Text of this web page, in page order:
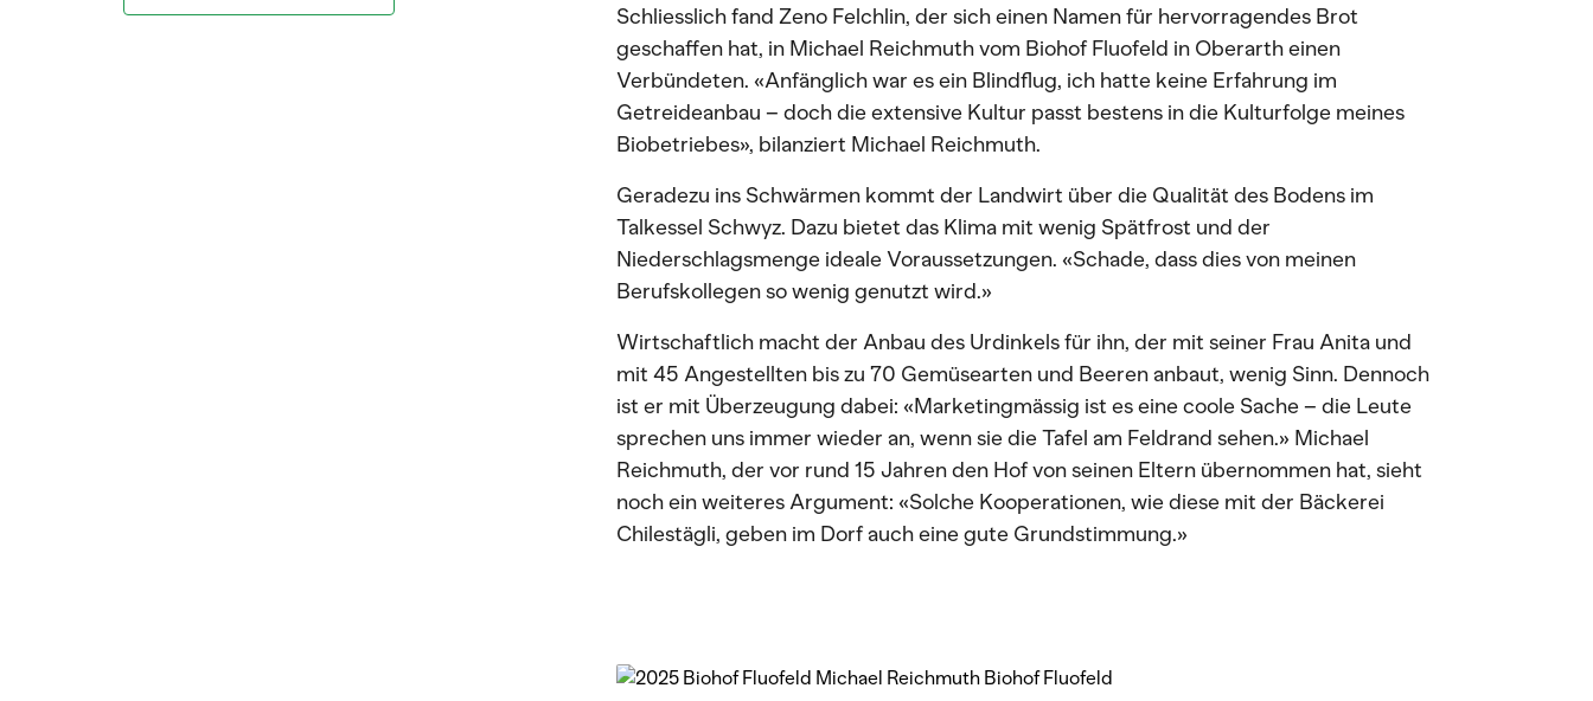
Schliesslich fand Zeno Felchlin, der sich einen Namen für hervorragendes Brot
geschaffen hat, in Michael Reichmuth vom Biohof Fluofeld in Oberarth einen
Verbündeten. «Anfänglich war es ein Blindflug, ich hatte keine Erfahrung im
Getreideanbau – doch die extensive Kultur passt bestens in die Kulturfolge meines
Biobetriebes», bilanziert Michael Reichmuth.
Geradezu ins Schwärmen kommt der Landwirt über die Qualität des Bodens im
Talkessel Schwyz. Dazu bietet das Klima mit wenig Spätfrost und der
Niederschlagsmenge ideale Voraussetzungen. «Schade, dass dies von meinen
Berufskollegen so wenig genutzt wird.»
Wirtschaftlich macht der Anbau des Urdinkels für ihn, der mit seiner Frau Anita und
mit 45 Angestellten bis zu 70 Gemüsearten und Beeren anbaut, wenig Sinn. Dennoch
ist er mit Überzeugung dabei: «Marketingmässig ist es eine coole Sache – die Leute
sprechen uns immer wieder an, wenn sie die Tafel am Feldrand sehen.» Michael
Reichmuth, der vor rund 15 Jahren den Hof von seinen Eltern übernommen hat, sieht
noch ein weiteres Argument: «Solche Kooperationen, wie diese mit der Bäckerei
Chilestägli, geben im Dorf auch eine gute Grundstimmung.»